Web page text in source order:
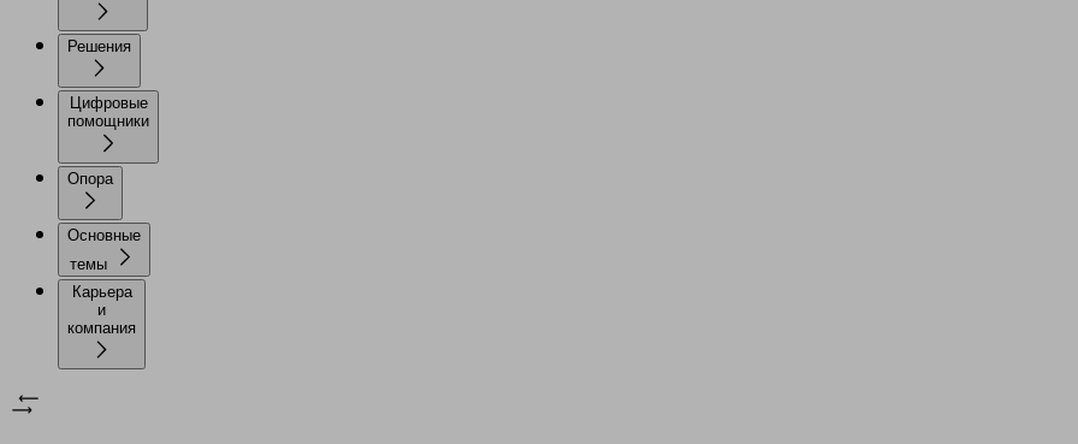
Решения
Цифровые
помощники
Опора
Основные
темы
Карьера
и
компания